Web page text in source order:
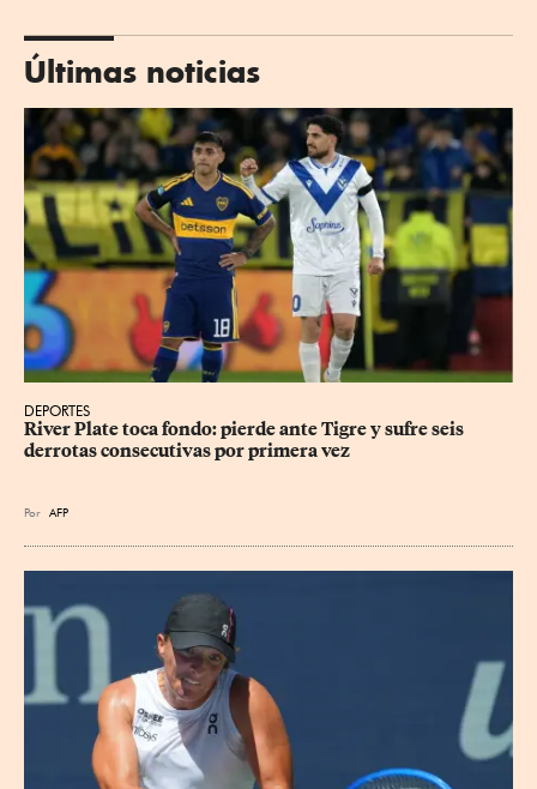
Últimas noticias
DEPORTES
River Plate toca fondo: pierde ante Tigre y sufre seis
derrotas consecutivas por primera vez
Por AFP